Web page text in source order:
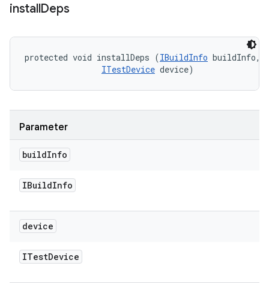
installDeps
protected void installDeps (IBuildInfo buildInfo,
ITestDevice device)
Parameter
buildInfo
IBuildInfo
device
ITestDevice